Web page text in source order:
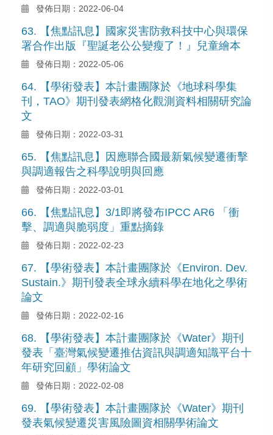
發佈日期：2022-06-04
63. 【焦點訊息】國家災害防救科技中心與環保
署合作出版『聖誕老公公變瘦了！』兒童繪本
發佈日期：2022-05-06
64. 【學術發表】本計畫團隊於《地球科學集
刊，TAO》期刊發表網格化觀測資料相關研究論
文
發佈日期：2022-03-31
65. 【焦點訊息】因應聯合國最新氣候變遷衝擊
與調適報告之科學說明與回應
發佈日期：2022-03-01
66. 【焦點訊息】3/1即將發布IPCC AR6 「衝
擊、調適與脆弱度」重點摘錄
發佈日期：2022-02-23
67. 【學術發表】本計畫團隊於《Environ. Dev.
Sustain.》期刊發表全球永續科學在地化之學術
論文
發佈日期：2022-02-16
68. 【學術發表】本計畫團隊於《Water》期刊
發表「臺灣氣候變遷推估資訊與調適知識平台十
年研究回顧」學術論文
發佈日期：2022-02-08
69. 【學術發表】本計畫團隊於《Water》期刊
發表氣候變遷災害風險圖資相關學術論文